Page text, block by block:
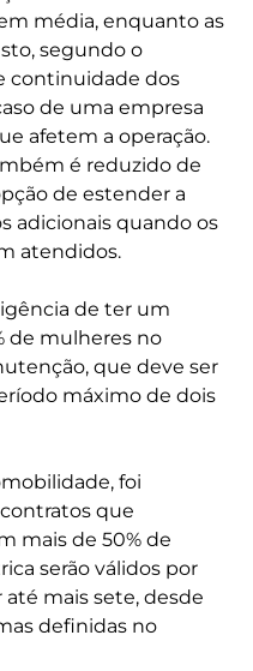
média, enquanto as
segundo o
continuidade dos
de uma empresa
afetem a operação.
é reduzido de
de estender a
adicionais quando os
atendidos.
de ter um
de mulheres no
que deve ser
máximo de dois
foi
que
mais de 50% de
serão válidos por
mais sete, desde
definidas no